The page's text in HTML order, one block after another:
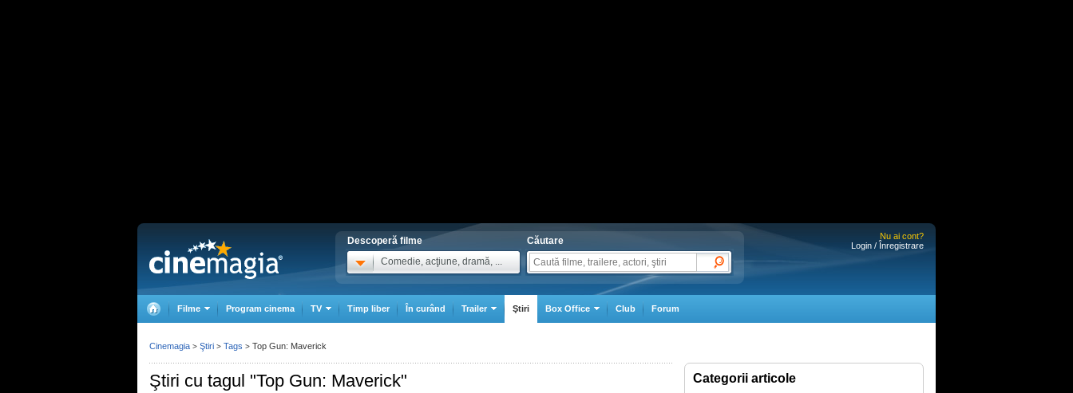
Descoperă filme
Comedie, acţiune, dramă, ...
Căutare
Nu ai cont?
Login / Înregistrare
Filme Program cinema TV Timp liber În curând Trailer Ştiri Box Office Club Forum
Ştiri cu tagul "Top Gun: Maverick" Categorii articole
Cinemagia > Ştiri > Tags > Top Gun: Maverick